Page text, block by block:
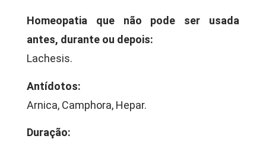
Homeopatia que não pode ser usada
antes, durante ou depois:
Lachesis.
Antídotos:
Arnica, Camphora, Hepar.
Duração: